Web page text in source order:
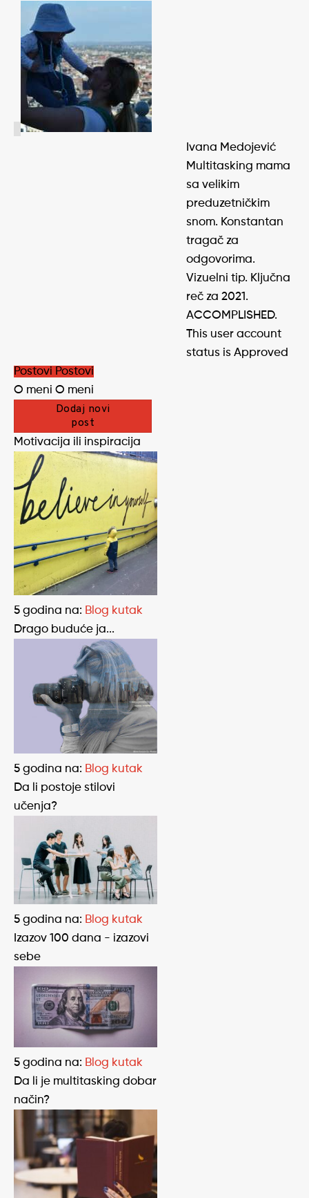
Ivana Medojević
Multitasking mama
sa velikim
preduzetničkim
snom. Konstantan
tragač za
odgovorima.
Vizuelni tip. Ključna
reč za 2021.
ACCOMPLISHED.
This user account
status is Approved
Postovi Postovi
O meni O meni
Dodaj novi
post
Motivacija ili inspiracija
5 godina na: Blog kutak
Drago buduće ja...
5 godina na: Blog kutak
Da li postoje stilovi
učenja?
5 godina na: Blog kutak
Izazov 100 dana - izazovi
sebe
5 godina na: Blog kutak
Da li je multitasking dobar
način?